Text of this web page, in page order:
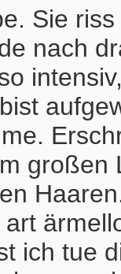
Sie
nach
großen
art
ich tue